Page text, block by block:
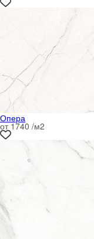
Опера
от 1740 /м2